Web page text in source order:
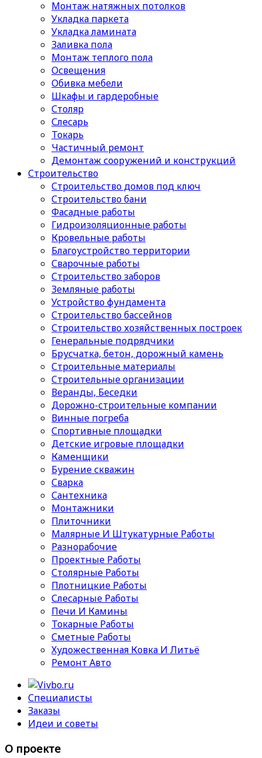
Монтаж натяжных потолков
Укладка паркета
Укладка ламината
Заливка пола
Монтаж теплого пола
Освещения
Обивка мебели
Шкафы и гардеробные
Столяр
Слесарь
Токарь
Частичный ремонт
Демонтаж сооружений и конструкций
Строительство
Строительство домов под ключ
Строительство бани
Фасадные работы
Гидроизоляционные работы
Кровельные работы
Благоустройство территории
Сварочные работы
Строительство заборов
Земляные работы
Устройство фундамента
Строительство бассейнов
Строительство хозяйственных построек
Генеральные подрядчики
Брусчатка, бетон, дорожный камень
Строительные материалы
Cтроительные организации
Веранды, Беседки
Дорожно-строительные компании
Винные погреба
Спортивные площадки
Детские игровые площадки
Каменщики
Бурение скважин
Сварка
Сантехника
Монтажники
Плиточники
Малярные И Штукатурные Работы
Разнорабочие
Проектные Работы
Столярные Работы
Плотницкие Работы
Слесарные Работы
Печи И Камины
Токарные Работы
Сметные Работы
Художественная Ковка И Литьё
Ремонт Авто
Специалисты
Заказы
Идеи и советы
О проекте